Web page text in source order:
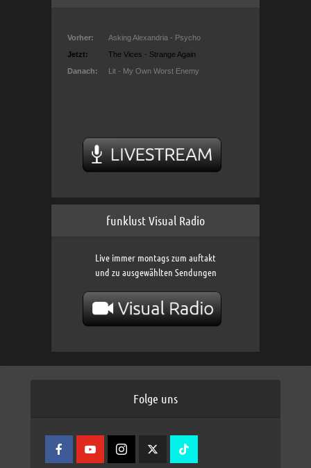
funklust Visual Radio
Live immer montags zum auftakt
und zu ausgewählten Sendungen
Folge uns